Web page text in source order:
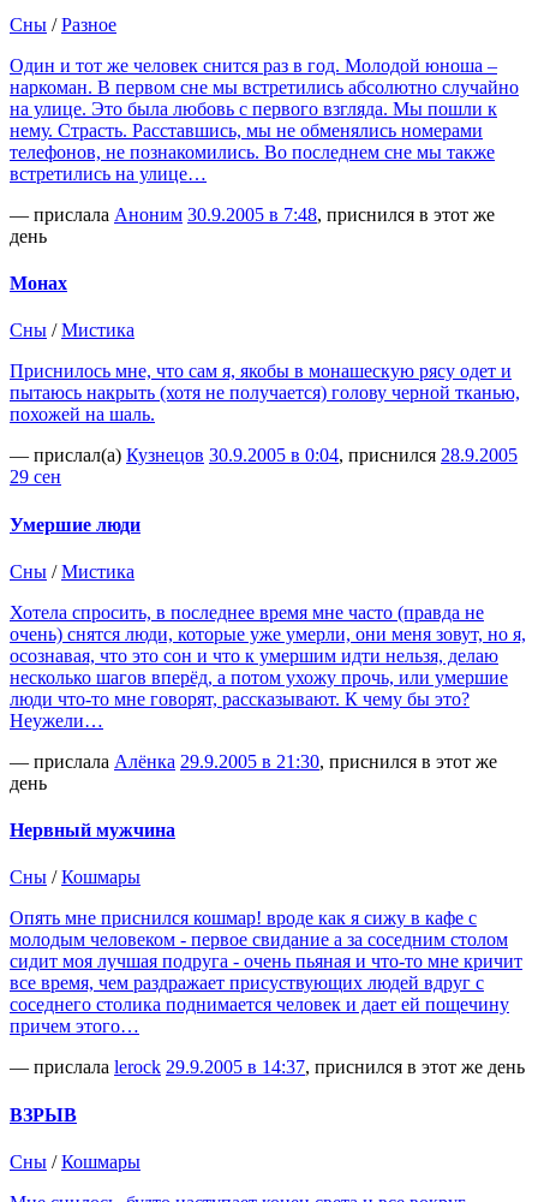
Сны /Разное
Один и тот же человек снится раз в год. Молодой юноша –
наркоман. В первом сне мы встретились абсолютно случайно
на улице. Это была любовь с первого взгляда. Мы пошли к
нему. Страсть. Расставшись, мы не обменялись номерами
телефонов, не познакомились. Во последнем сне мы также
встретились на улице…
— прислала Аноним 30.9.2005 в 7:48, приснился в этот же
день
Монах
Сны /Мистика
Приснилось мне, что сам я, якобы в монашескую рясу одет и
пытаюсь накрыть (хотя не получается) голову черной тканью,
похожей на шаль.
— прислал(а) Кузнецов 30.9.2005 в 0:04, приснился 28.9.2005
29 сен
Умершие люди
Сны /Мистика
Хотела спросить, в последнее время мне часто (правда не
очень) снятся люди, которые уже умерли, они меня зовут, но я,
осознавая, что это сон и что к умершим идти нельзя, делаю
несколько шагов вперёд, а потом ухожу прочь, или умершие
люди что-то мне говорят, рассказывают. К чему бы это?
Неужели…
— прислала Алёнка 29.9.2005 в 21:30, приснился в этот же
день
Нервный мужчина
Сны /Кошмары
Опять мне приснился кошмар! вроде как я сижу в кафе с
молодым человеком - первое свидание а за соседним столом
сидит моя лучшая подруга - очень пьяная и что-то мне кричит
все время, чем раздражает присуствующих людей вдруг с
соседнего столика поднимается человек и дает ей пощечину
причем этого…
— прислала lerock 29.9.2005 в 14:37, приснился в этот же день
ВЗРЫВ
Сны /Кошмары